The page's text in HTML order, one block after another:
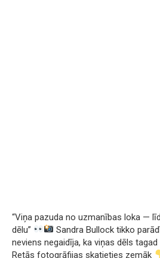
“Viņa pazuda no uzmanības loka —
dēlu”
Sandra Bullock tikko
neviens negaidīja, ka viņas dēls
Retās fotogrāfijas skatieties zemāk